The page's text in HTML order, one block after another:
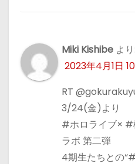
Miki Kishibe より:
2023年4月1日
RT
3/24(金)より
#ホロライブ× #
ラボ 第二弾
4期生たちとの